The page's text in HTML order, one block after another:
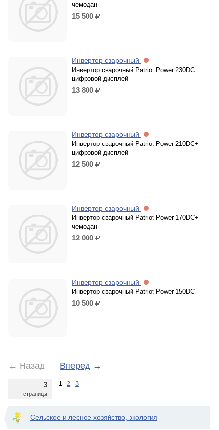
чемодан
15 500 р.
Инвертор сварочный
Инвертор сварочный Patriot Power 230DC
цифровой дисплей
13 800 р.
Инвертор сварочный
Инвертор сварочный Patriot Power 210DC+
цифровой дисплей
12 500 р.
Инвертор сварочный
Инвертор сварочный Patriot Power 170DC+
чемодан
12 000 р.
Инвертор сварочный
Инвертор сварочный Patriot Power 150DC
10 500 р.
← Назад Вперед →
3
страницы
1 2 3
Сельское и лесное хозяйство, экология